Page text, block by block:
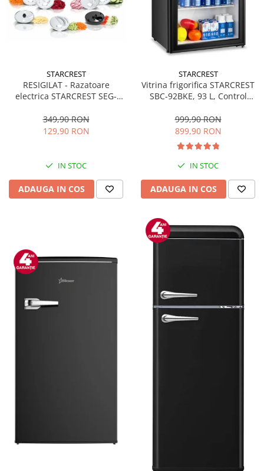
Prelungitoare
Sport & Activitati in aer liber
Accesorii aparate climatizare
Aeroterme
Aparate de spalat cu presiune
Calorifere electrice
Ingrijire personala
Obiecte sanitare
Accesorii
Alte obiecte sanitare
Resigilate
STARCREST
RESIGILAT - Razatoare
electrica STARCREST SEG-
taiere, Negru
349,90 RON
129,90 RON
IN STOC
ADAUGA IN COS
STARCREST
Vitrina frigorifica STARCREST
SBC-92BKE, 93 L, Control
83.2 cm, Negru
999,90 RON
899,90 RON
IN STOC
ADAUGA IN COS